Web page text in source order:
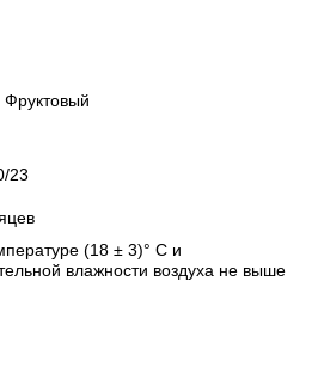
23
(18 ± 3)° С и
влажности воздуха не выше